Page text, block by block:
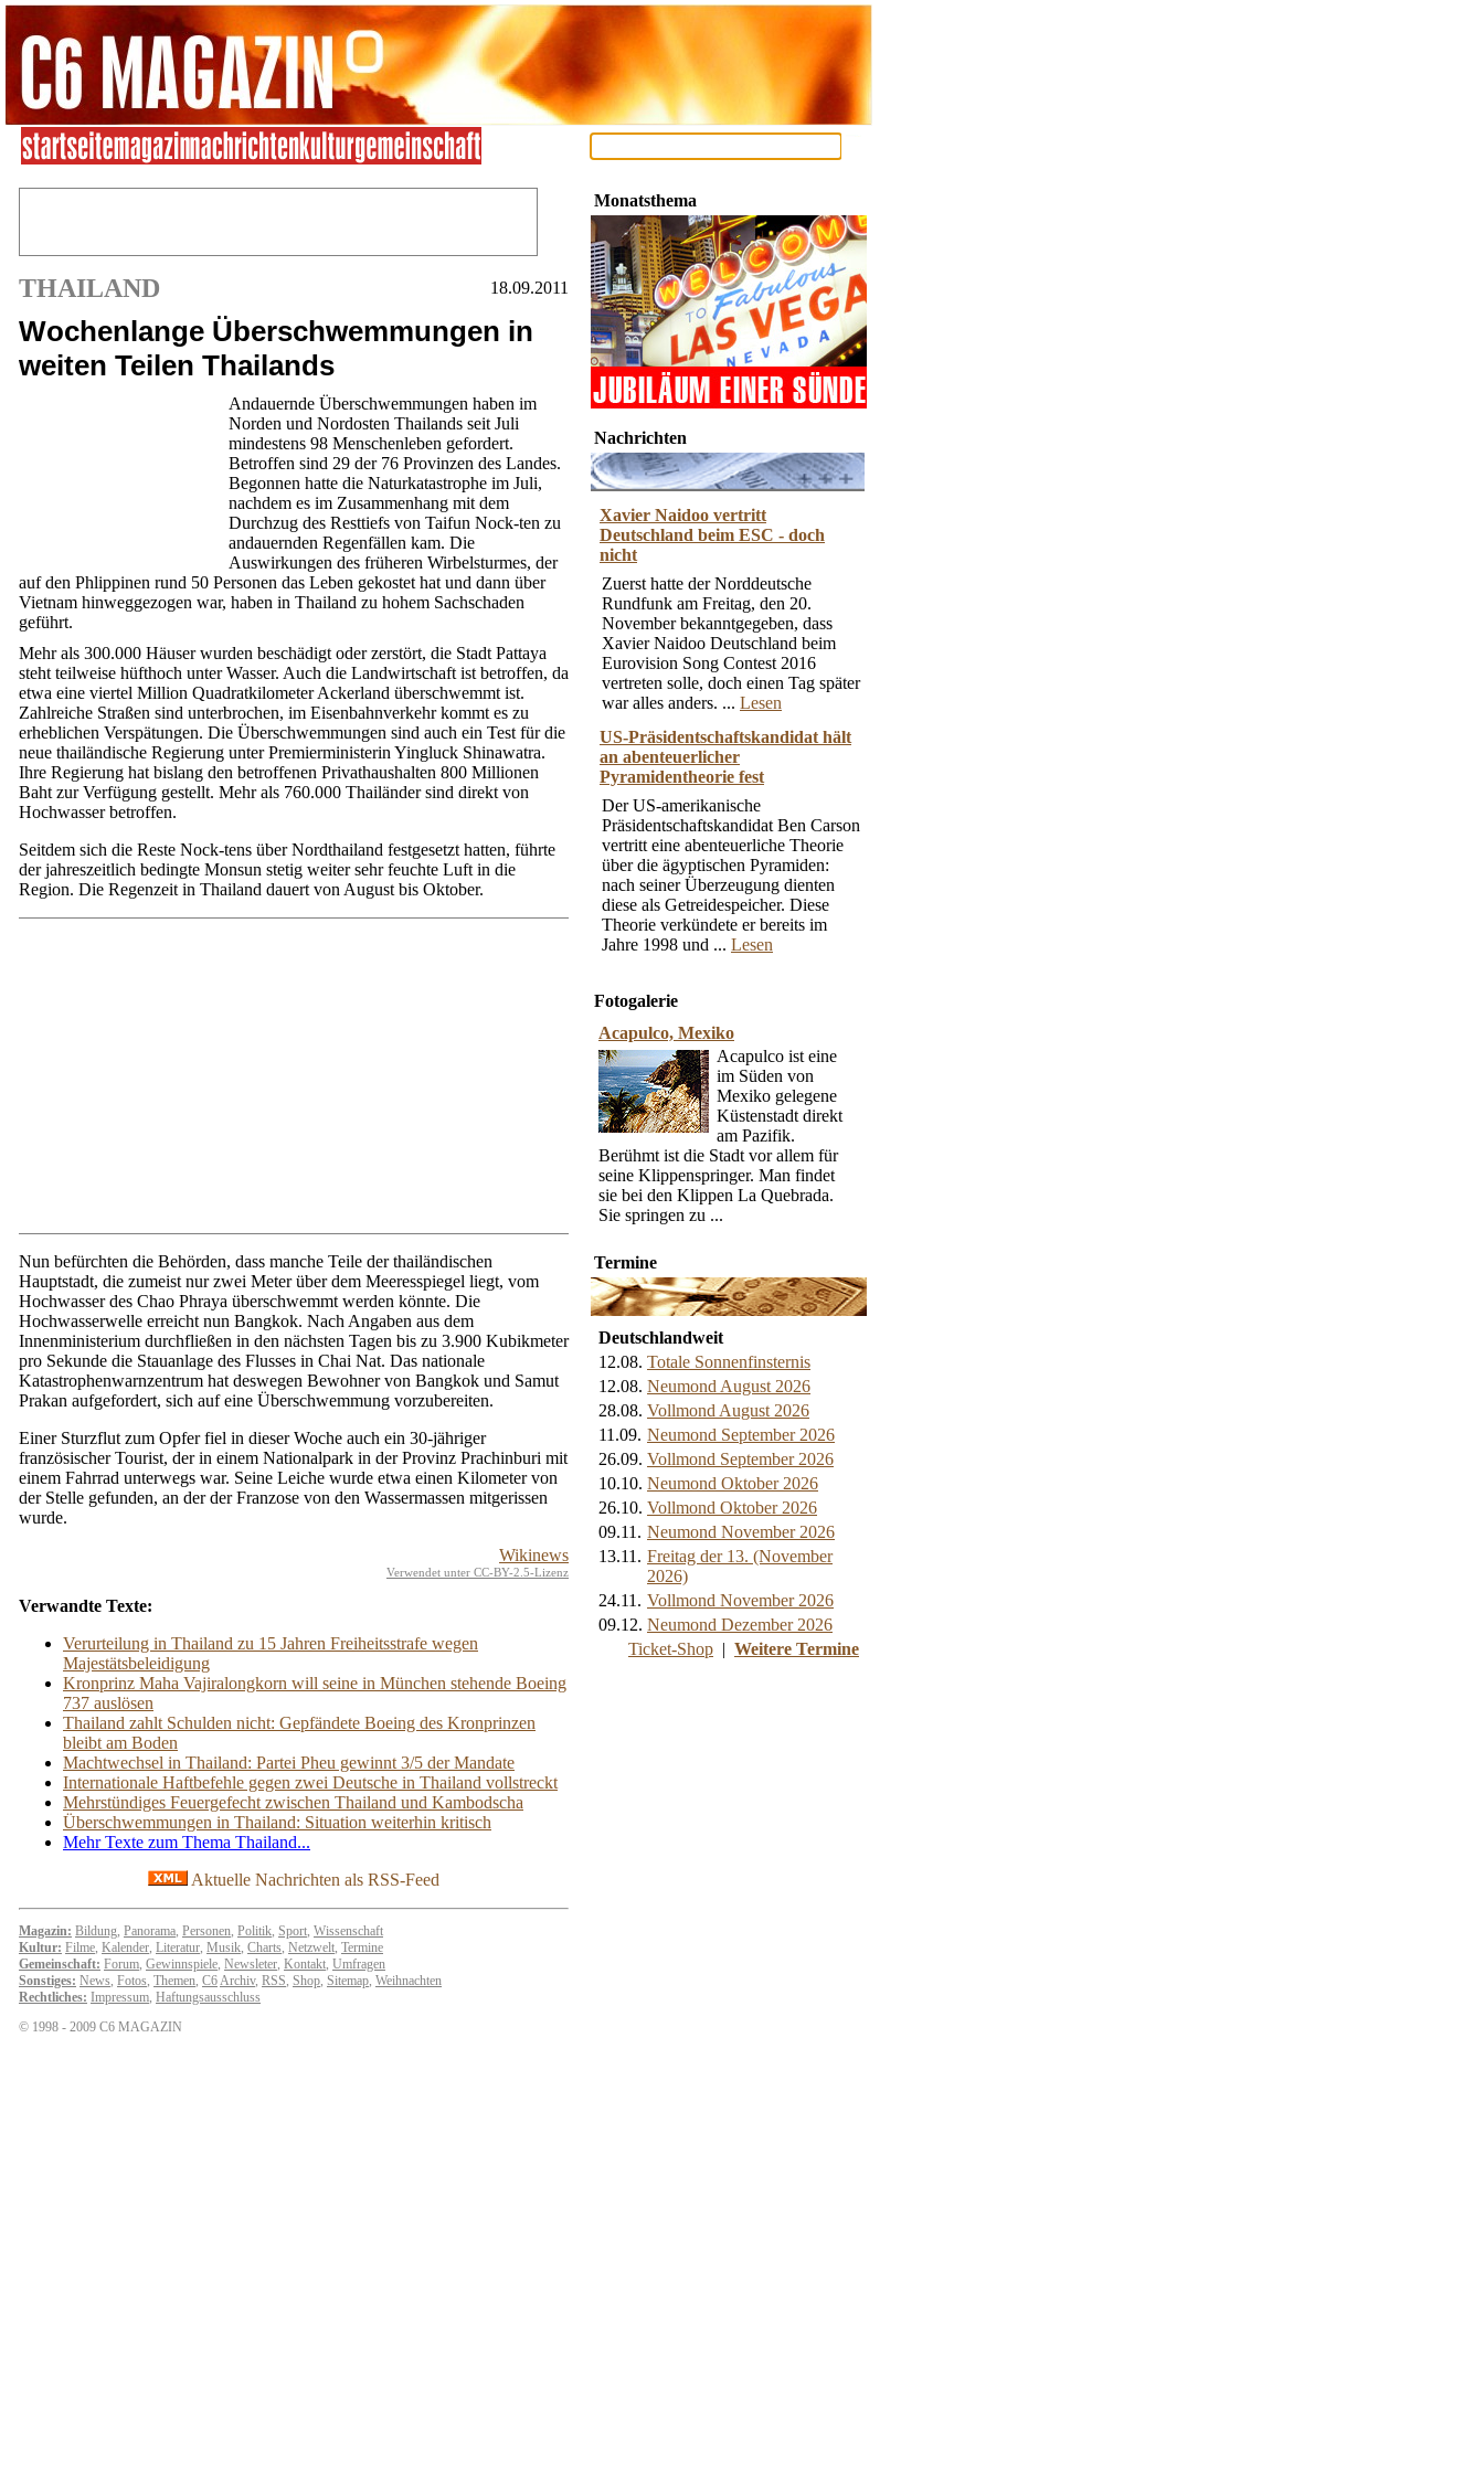
THAILAND 18.09.2011
Wochenlange Überschwemmungen in
weiten Teilen Thailands
Andauernde Überschwemmungen haben im
Norden und Nordosten Thailands seit Juli
mindestens 98 Menschenleben gefordert.
Betroffen sind 29 der 76 Provinzen des Landes.
Begonnen hatte die Naturkatastrophe im Juli,
nachdem es im Zusammenhang mit dem
Durchzug des Resttiefs von Taifun Nock-ten zu
andauernden Regenfällen kam. Die
Auswirkungen des früheren Wirbelsturmes, der
auf den Phlippinen rund 50 Personen das Leben gekostet hat und dann über
Vietnam hinweggezogen war, haben in Thailand zu hohem Sachschaden
geführt.
Mehr als 300.000 Häuser wurden beschädigt oder zerstört, die Stadt Pattaya
steht teilweise hüfthoch unter Wasser. Auch die Landwirtschaft ist betroffen, da
etwa eine viertel Million Quadratkilometer Ackerland überschwemmt ist.
Zahlreiche Straßen sind unterbrochen, im Eisenbahnverkehr kommt es zu
erheblichen Verspätungen. Die Überschwemmungen sind auch ein Test für die
neue thailändische Regierung unter Premierministerin Yingluck Shinawatra.
Ihre Regierung hat bislang den betroffenen Privathaushalten 800 Millionen
Baht zur Verfügung gestellt. Mehr als 760.000 Thailänder sind direkt von
Hochwasser betroffen.
Seitdem sich die Reste Nock-tens über Nordthailand festgesetzt hatten, führte
der jahreszeitlich bedingte Monsun stetig weiter sehr feuchte Luft in die
Region. Die Regenzeit in Thailand dauert von August bis Oktober.
Nun befürchten die Behörden, dass manche Teile der thailändischen
Hauptstadt, die zumeist nur zwei Meter über dem Meeresspiegel liegt, vom
Hochwasser des Chao Phraya überschwemmt werden könnte. Die
Hochwasserwelle erreicht nun Bangkok. Nach Angaben aus dem
Innenministerium durchfließen in den nächsten Tagen bis zu 3.900 Kubikmeter
pro Sekunde die Stauanlage des Flusses in Chai Nat. Das nationale
Katastrophenwarnzentrum hat deswegen Bewohner von Bangkok und Samut
Prakan aufgefordert, sich auf eine Überschwemmung vorzubereiten.
Einer Sturzflut zum Opfer fiel in dieser Woche auch ein 30-jähriger
französischer Tourist, der in einem Nationalpark in der Provinz Prachinburi mit
einem Fahrrad unterwegs war. Seine Leiche wurde etwa einen Kilometer von
der Stelle gefunden, an der der Franzose von den Wassermassen mitgerissen
wurde.
Wikinews
Verwendet unter CC-BY-2.5-Lizenz
Verwandte Texte:
Verurteilung in Thailand zu 15 Jahren Freiheitsstrafe wegen
Majestätsbeleidigung
Kronprinz Maha Vajiralongkorn will seine in München stehende Boeing
737 auslösen
Thailand zahlt Schulden nicht: Gepfändete Boeing des Kronprinzen
bleibt am Boden
Machtwechsel in Thailand: Partei Pheu gewinnt 3/5 der Mandate
Internationale Haftbefehle gegen zwei Deutsche in Thailand vollstreckt
Mehrstündiges Feuergefecht zwischen Thailand und Kambodscha
Überschwemmungen in Thailand: Situation weiterhin kritisch
Mehr Texte zum Thema Thailand...
Aktuelle Nachrichten als RSS-Feed
Magazin: Bildung, Panorama, Personen, Politik, Sport, Wissenschaft
Kultur: Filme, Kalender, Literatur, Musik, Charts, Netzwelt, Termine
Gemeinschaft: Forum, Gewinnspiele, Newsleter, Kontakt, Umfragen
Sonstiges: News, Fotos, Themen, C6Archiv, RSS, Shop, Sitemap, Weihnachten
Rechtliches: Impressum, Haftungsausschluss
© 1998 - 2009 C6 MAGAZIN
Monatsthema
Nachrichten
Xavier Naidoo vertritt
Deutschland beim ESC - doch
nicht
Zuerst hatte der Norddeutsche
Rundfunk am Freitag, den 20.
November bekanntgegeben, dass
Xavier Naidoo Deutschland beim
Eurovision Song Contest 2016
vertreten solle, doch einen Tag später
war alles anders. ... Lesen
US-Präsidentschaftskandidat hält
an abenteuerlicher
Pyramidentheorie fest
Der US-amerikanische
Präsidentschaftskandidat Ben Carson
vertritt eine abenteuerliche Theorie
über die ägyptischen Pyramiden:
nach seiner Überzeugung dienten
diese als Getreidespeicher. Diese
Theorie verkündete er bereits im
Jahre 1998 und ... Lesen
Fotogalerie
Acapulco, Mexiko
Acapulco ist eine
im Süden von
Mexiko gelegene
Küstenstadt direkt
am Pazifik.
Berühmt ist die Stadt vor allem für
seine Klippenspringer. Man findet
sie bei den Klippen La Quebrada.
Sie springen zu ...
Termine
Deutschlandweit
12.08. Totale Sonnenfinsternis
12.08. Neumond August 2026
28.08. Vollmond August 2026
11.09. Neumond September 2026
26.09. Vollmond September 2026
10.10. Neumond Oktober 2026
26.10. Vollmond Oktober 2026
09.11. Neumond November 2026
13.11. Freitag der 13. (November
2026)
24.11. Vollmond November 2026
09.12. Neumond Dezember 2026
Ticket-Shop | Weitere Termine